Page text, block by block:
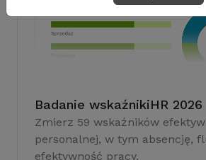
Badanie wskaźnikiHR 2026
Zmierz 59 wskaźników
personalnej, w tym absencję,
efektywność pracy.